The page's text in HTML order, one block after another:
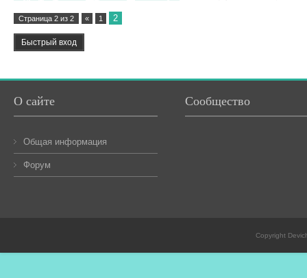
Страница 2 из 2 « 1 2
О сайте
Общая информация
Форум
Сообщество
Copyright